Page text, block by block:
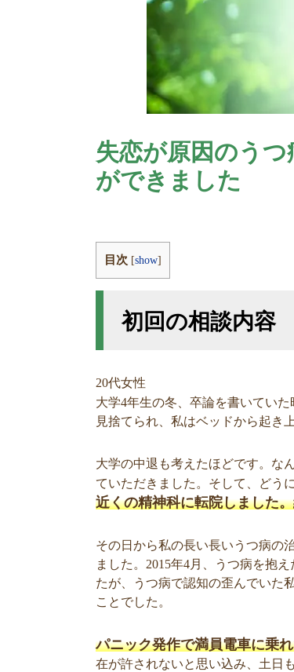
失恋が原因のう
ができました
目次 [show]
初回の相談内容
20代女性
大学4年生の冬、卒論を書いていた
見捨てられ、私はベッドから起き
大学の中退も考えたほどです。な
ていただきました。そして、どう
近くの精神科に転院しました
その日から私の長い長いうつ病の
ました。2015年4月、うつ病を抱
たが、うつ病で認知の歪んでいた
ことでした。
パニック発作で満員電車に乗
在が許されないと思い込み、土日